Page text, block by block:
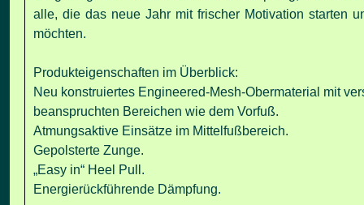
alle, die das neue Jahr mit frischer Motivation starten
möchten.
Produkteigenschaften im Überblick:
Neu konstruiertes Engineered-Mesh-Obermaterial mit
beanspruchten Bereichen wie dem Vorfuß.
Atmungsaktive Einsätze im Mittelfußbereich.
Gepolsterte Zunge.
„Easy in“ Heel Pull.
Energierückführende Dämpfung.